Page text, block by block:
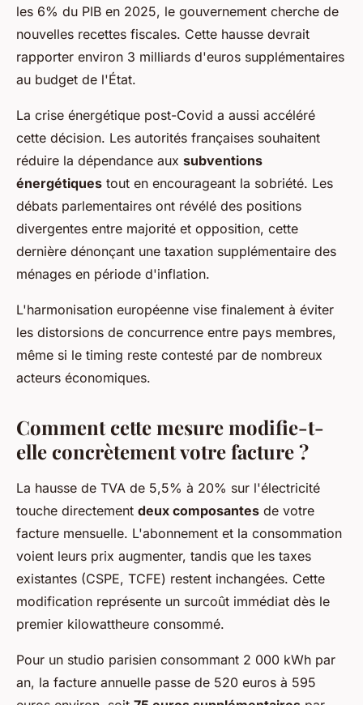
les 6% du PIB en 2025, le gouvernement cherche de
nouvelles recettes fiscales. Cette hausse devrait
rapporter environ 3 milliards d'euros supplémentaires
au budget de l'État.
La crise énergétique post-Covid a aussi accéléré
cette décision. Les autorités françaises souhaitent
réduire la dépendance aux subventions
énergétiques tout en encourageant la sobriété. Les
débats parlementaires ont révélé des positions
divergentes entre majorité et opposition, cette
dernière dénonçant une taxation supplémentaire des
ménages en période d'inflation.
L'harmonisation européenne vise finalement à éviter
les distorsions de concurrence entre pays membres,
même si le timing reste contesté par de nombreux
acteurs économiques.
Comment cette mesure modifie-t-
elle concrètement votre facture ?
La hausse de TVA de 5,5% à 20% sur l'électricité
touche directement deux composantes de votre
facture mensuelle. L'abonnement et la consommation
voient leurs prix augmenter, tandis que les taxes
existantes (CSPE, TCFE) restent inchangées. Cette
modification représente un surcoût immédiat dès le
premier kilowattheure consommé.
Pour un studio parisien consommant 2 000 kWh par
an, la facture annuelle passe de 520 euros à 595